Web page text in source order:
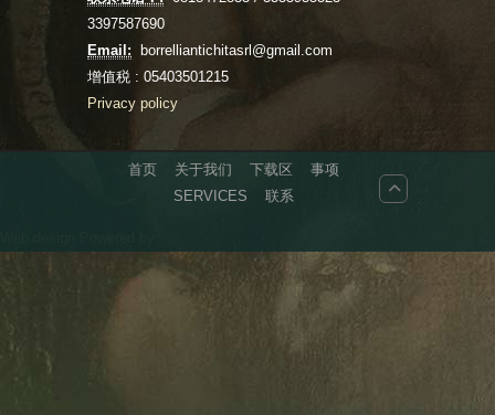
3397587690
Email: borrelliantichitasrl@gmail.com
增值税 : 05403501215
Privacy policy
首页 关于我们 下载区
事项
SERVICES
联系